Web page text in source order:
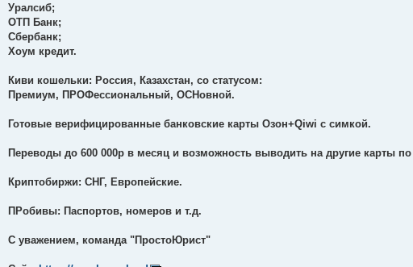
Уралсиб;
ОТП Банк;
Сбербанк;
Хоум кредит.
Киви кошельки: Россия, Казахстан, со статусом:
Премиум, ПРОФессиональный, ОСНовной.
Готовые верифицированные банковские карты Озон+Qiwi с симкой.
Переводы до 600 000р в месяц и возможность выводить на другие карты
Криптобиржи: СНГ, Европейские.
ПРобивы: Паспортов, номеров и т.д.
С уважением, команда "ПростоЮрист"